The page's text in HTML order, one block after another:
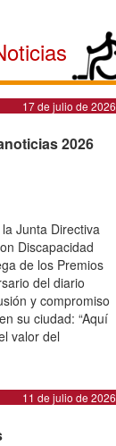
17 de julio de 2026
superación y
vocal de la
de Deportes de
esta
Hortanoticias
del diario
inclusión
de recibir
crecí, en un
esfuerzo, la